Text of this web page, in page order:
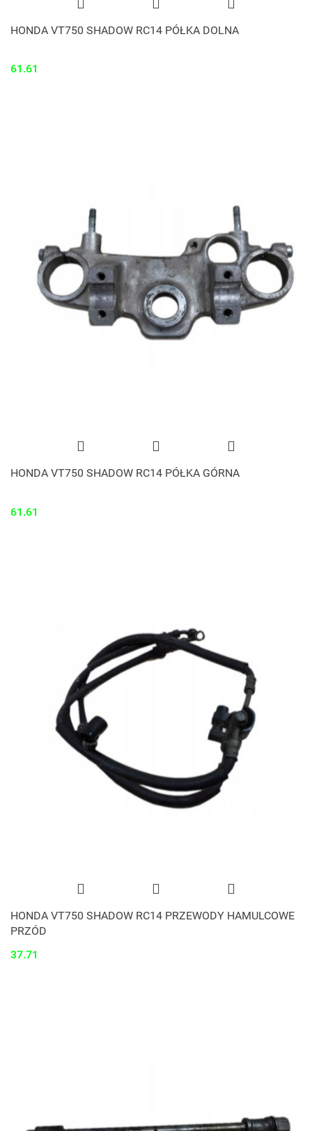
HONDA VT750 SHADOW RC14 PÓŁKA DOLNA
61.61
HONDA VT750 SHADOW RC14 PÓŁKA GÓRNA
61.61
HONDA VT750 SHADOW RC14 PRZEWODY HAMULCOWE
PRZÓD
37.71